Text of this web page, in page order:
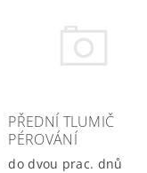
PŘEDNÍ TLUMIČ
PÉROVÁNÍ
do dvou prac. dnů